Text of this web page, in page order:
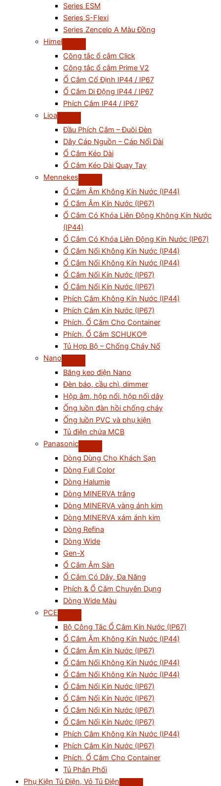
Series ESM
Series S-Flexi
Series Zencelo A Màu Đồng
Himel
Công tắc ổ cắm Click
Công tắc ổ cắm Prime V2
Ổ Cắm Cố Định IP44 / IP67
Ổ Cắm Di Động IP44 / IP67
Phích Cắm IP44 / IP67
Lioa
Đầu Phích Cắm – Đuôi Đèn
Dây Cáp Nguồn – Cáp Nối Dài
Ổ Cắm Kéo Dài
Ổ Cắm Kéo Dài Quay Tay
Mennekes
Ổ Cắm Âm Không Kín Nước (IP44)
Ổ Cắm Âm Kín Nước (IP67)
Ổ Cắm Có Khóa Liên Động Không Kín Nước
(IP44)
Ổ Cắm Có Khóa Liên Động Kín Nước (IP67)
Ổ Cắm Nổi Không Kín Nước (IP44)
Ổ Cắm Nối Không Kín Nước (IP44)
Ổ Cắm Nối Kín Nước (IP67)
Ổ Cắm Nổi Kín Nước (IP67)
Phích Cắm Không Kín Nước (IP44)
Phích Cắm Kín Nước (IP67)
Phích, Ổ Cắm Cho Container
Phích, Ổ Cắm SCHUKO®
Tủ Hợp Bộ – Chống Cháy Nổ
Nano
Băng keo điện Nano
Đèn báo, cầu chì, dimmer
Hộp âm, hộp nổi, hộp nối dây
Ống luồn đàn hồi chống cháy
Ống luồn PVC và phụ kiện
Tủ điện chứa MCB
Panasonic
Dòng Dùng Cho Khách Sạn
Dòng Full Color
Dòng Halumie
Dòng MINERVA trắng
Dòng MINERVA vàng ánh kim
Dòng MINERVA xám ánh kim
Dòng Refina
Dòng Wide
Gen-X
Ổ Cắm Âm Sàn
Ổ Cắm Có Dây, Đa Năng
Phích & Ổ Cắm Chuyên Dụng
Dòng Wide Màu
PCE
Bộ Công Tắc Ổ Cắm Kín Nước (IP67)
Ổ Cắm Âm Không Kín Nước (IP44)
Ổ Cắm Âm Kín Nước (IP67)
Ổ Cắm Nối Không Kín Nước (IP44)
Ổ Cắm Nổi Không Kín Nước (IP44)
Ổ Cắm Nổi Kín Nước (IP67)
Ổ Cắm Nối Kín Nước (IP67)
Ổ Cắm Nổi Kín Nước (IP67)
Ổ Cắm Nối Kín Nước (IP67)
Phích Cắm Không Kín Nước (IP44)
Phích Cắm Kín Nước (IP67)
Phích, Ổ Cắm Cho Container
Tủ Phân Phối
Phụ Kiện Tủ Điện, Vỏ Tủ Điện